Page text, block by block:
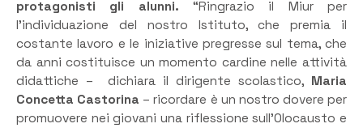
protagonisti gli alunni. “Ringrazio il Miur per
l’individuazione del nostro Istituto, che premia il
costante lavoro e le iniziative pregresse sul tema, che
da anni costituisce un momento cardine nelle attività
didattiche – dichiara il dirigente scolastico, Maria
Concetta Castorina – ricordare è un nostro dovere per
promuovere nei giovani una riflessione sull’Olocausto e